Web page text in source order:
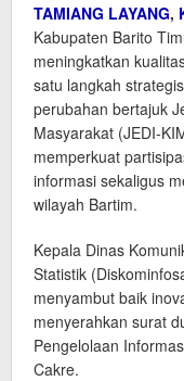
TAMIANG LAYANG,
Kabupaten Barito
meningkatkan
satu langkah
perubahan bertajuk
Masyarakat (JEDI-
memperkuat
informasi sekaligus
wilayah Bartim.
Kepala Dinas
Statistik
menyambut baik
menyerahkan surat
Pengelolaan
Cakre.